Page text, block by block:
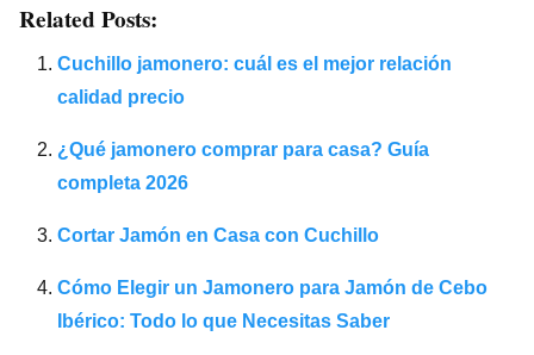
Related Posts:
Cuchillo jamonero: cuál es el mejor relación
calidad precio
¿Qué jamonero comprar para casa? Guía
completa 2026
Cortar Jamón en Casa con Cuchillo
Cómo Elegir un Jamonero para Jamón de Cebo
Ibérico: Todo lo que Necesitas Saber